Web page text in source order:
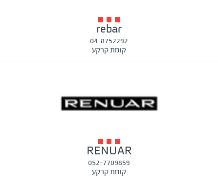
rebar
04-8752292
קומת קרקע
RENUAR
052-7709859
קומת קרקע